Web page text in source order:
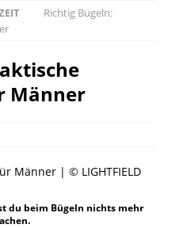
Richtig Bügeln:
Männer
du beim Bügeln nichts mehr